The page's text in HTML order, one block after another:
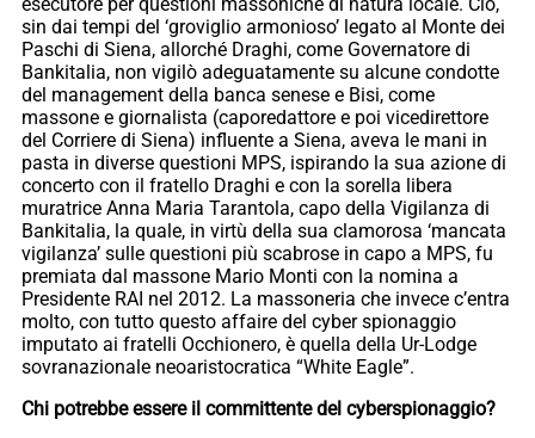
sin dai tempi del ‘groviglio armonioso’ legato al Monte dei
Paschi di Siena, allorché Draghi, come Governatore di
Bankitalia, non vigilò adeguatamente su alcune condotte
del management della banca senese e Bisi, come
massone e giornalista (caporedattore e poi vicedirettore
del Corriere di Siena) influente a Siena, aveva le mani in
pasta in diverse questioni MPS, ispirando la sua azione di
concerto con il fratello Draghi e con la sorella libera
muratrice Anna Maria Tarantola, capo della Vigilanza di
Bankitalia, la quale, in virtù della sua clamorosa ‘mancata
vigilanza’ sulle questioni più scabrose in capo a MPS, fu
premiata dal massone Mario Monti con la nomina a
Presidente RAI nel 2012. La massoneria che invece c’entra
molto, con tutto questo affaire del cyber spionaggio
imputato ai fratelli Occhionero, è quella della Ur-Lodge
sovranazionale neoaristocratica “White Eagle”.
Chi potrebbe essere il committente del cyberspionaggio?